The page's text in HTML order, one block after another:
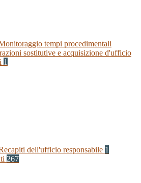
tempi procedimentali
sostitutive e acquisizione d'ufficio
1
dell'ufficio responsabile 1
267